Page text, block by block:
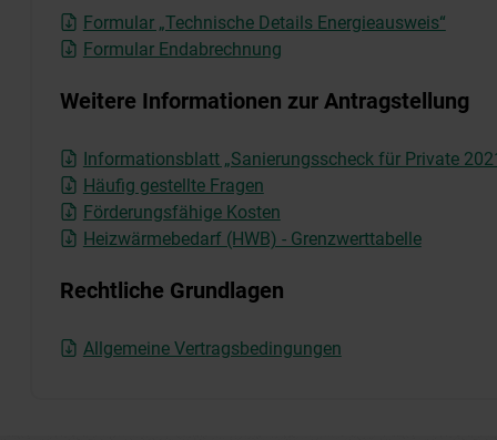
Formular „Technische Details Energieausweis“
Formular Endabrechnung
Weitere Informationen zur Antragstellung
Informationsblatt „Sanierungsscheck für Private
Häufig gestellte Fragen
Förderungsfähige Kosten
Heizwärmebedarf (HWB) - Grenzwerttabelle
Rechtliche Grundlagen
Allgemeine Vertragsbedingungen